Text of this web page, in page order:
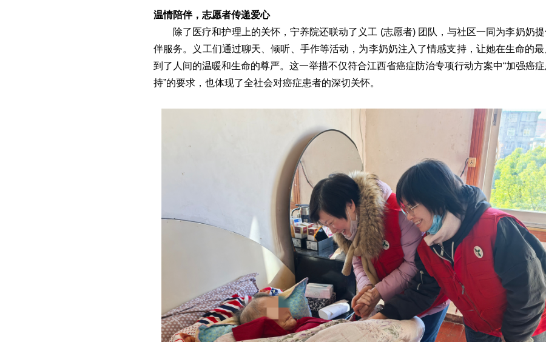
温情陪伴，志愿者传递爱心
除了医疗和护理上的关怀，宁养院还联动了义工 (志愿者) 团队，与社区一同为李奶奶
伴服务。义工们通过聊天、倾听、手作等活动，为李奶奶注入了情感支持，让她在生命的
到了人间的温暖和生命的尊严。这一举措不仅符合江西省癌症防治专项行动方案中“加强癌
持”的要求，也体现了全社会对癌症患者的深切关怀。